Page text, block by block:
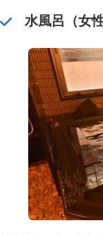
水風呂（女性